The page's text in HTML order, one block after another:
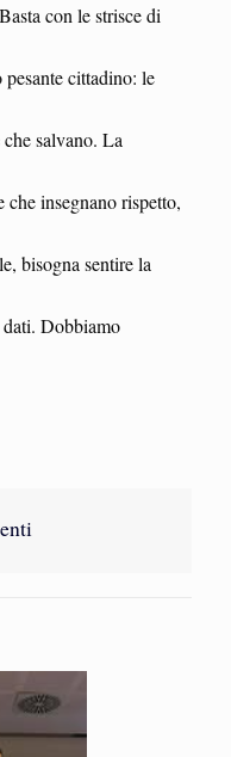
con le strisce di
cittadino: le
salvano. La
insegnano rispetto,
bisogna sentire la
Dobbiamo